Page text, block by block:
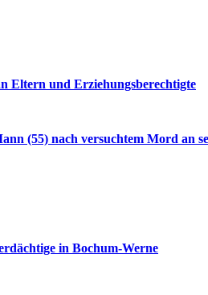
Eltern und Erziehungsberechtigte
(55) nach versuchtem Mord an
in Bochum-Werne